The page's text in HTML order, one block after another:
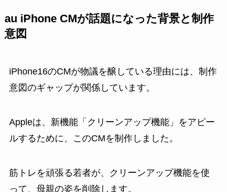
au iPhone CMが話題になった背景と制作
意図
iPhone16のCMが物議を醸している理由には、制作
意図のギャップが関係しています。
Appleは、新機能「クリーンアップ機能」をアピー
ルするために、このCMを制作しました。
筋トレを頑張る若者が、クリーンアップ機能を使
って、母親の姿を削除します。